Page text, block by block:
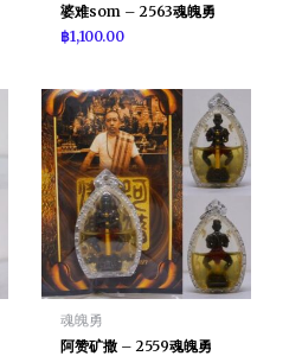
婆难som – 2563魂魄勇
฿1,100.00
魂魄勇
阿赞矿撒 – 2559魂魄勇